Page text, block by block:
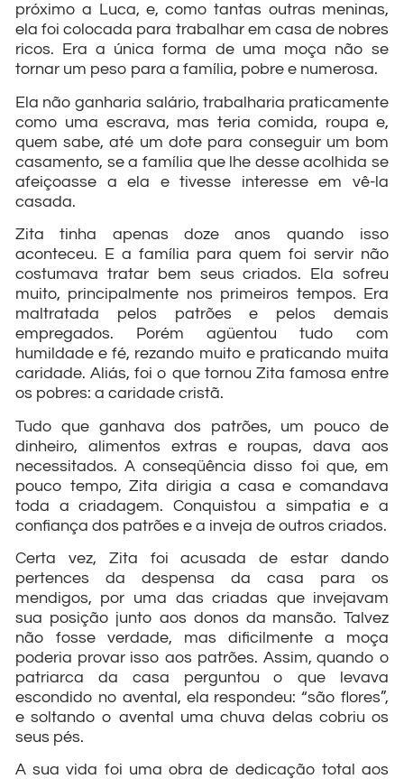
próximo a Luca, e, como tantas outras meninas,
ela foi colocada para trabalhar em casa de nobres
ricos. Era a única forma de uma moça não se
tornar um peso para a família, pobre e numerosa.
Ela não ganharia salário, trabalharia praticamente
como uma escrava, mas teria comida, roupa e,
quem sabe, até um dote para conseguir um bom
casamento, se a família que lhe desse acolhida se
afeiçoasse a ela e tivesse interesse em vê-la
casada.
Zita tinha apenas doze anos quando isso
aconteceu. E a família para quem foi servir não
costumava tratar bem seus criados. Ela sofreu
muito, principalmente nos primeiros tempos. Era
maltratada pelos patrões e pelos demais
empregados. Porém agüentou tudo com
humildade e fé, rezando muito e praticando muita
caridade. Aliás, foi o que tornou Zita famosa entre
os pobres: a caridade cristã.
Tudo que ganhava dos patrões, um pouco de
dinheiro, alimentos extras e roupas, dava aos
necessitados. A conseqüência disso foi que, em
pouco tempo, Zita dirigia a casa e comandava
toda a criadagem. Conquistou a simpatia e a
confiança dos patrões e a inveja de outros criados.
Certa vez, Zita foi acusada de estar dando
pertences da despensa da casa para os
mendigos, por uma das criadas que invejavam
sua posição junto aos donos da mansão. Talvez
não fosse verdade, mas dificilmente a moça
poderia provar isso aos patrões. Assim, quando o
patriarca da casa perguntou o que levava
escondido no avental, ela respondeu: “são flores”,
e soltando o avental uma chuva delas cobriu os
seus pés.
A sua vida foi uma obra de dedicação total aos